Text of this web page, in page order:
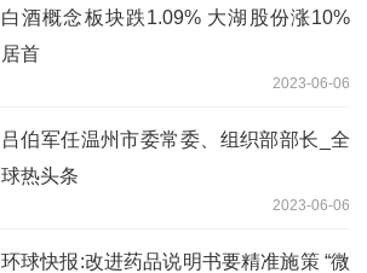
白酒概念板块跌1.09% 大湖股份涨10%
居首
2023-06-06
吕伯军任温州市委常委、组织部部长_全
球热头条
2023-06-06
环球快报:改进药品说明书要精准施策 “微